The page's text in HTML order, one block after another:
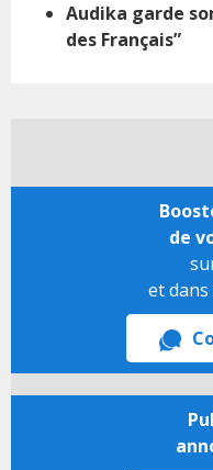
Audika garde
des Français”
de
et